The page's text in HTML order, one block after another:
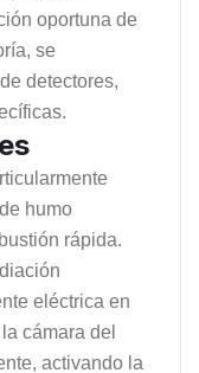
oportuna de
se
detectores,
humo
rápida.
eléctrica en
cámara del
activando la